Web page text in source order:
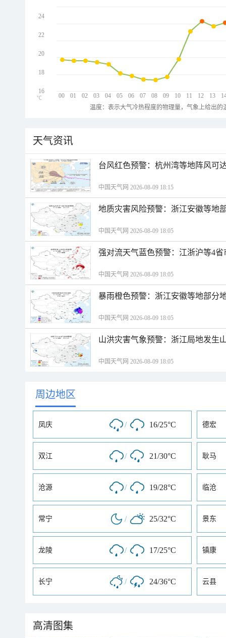
00 01 02 03 04 05 06 07 08 09 10 11 12 13
24
22
20
18
16
℃
温度：表示大气冷热程度的物理量，气象上给出
天气资讯
台风红色预警：杭州湾等地阵风可
中国天气网 2026-08-09 18:15
地质灾害风险预警：浙江安徽等地
中国天气网 2026-08-09 18:05
强对流天气蓝色预警：江浙沪等4
中国天气网 2026-08-09 18:05
暴雨橙色预警：浙江安徽等地部分
中国天气网 2026-08-09 18:05
山洪灾害气象预警：浙江局地发生
中国天气网 2026-08-09 18:05
周边地区
凤庆 / 16/25°C 德宏
双江 / 21/30°C 耿马
沧源 / 19/28°C 临沧
常宁 / 25/32°C 景东
龙陵 / 17/25°C 镇康
长宁 / 24/36°C 云县
高清图集